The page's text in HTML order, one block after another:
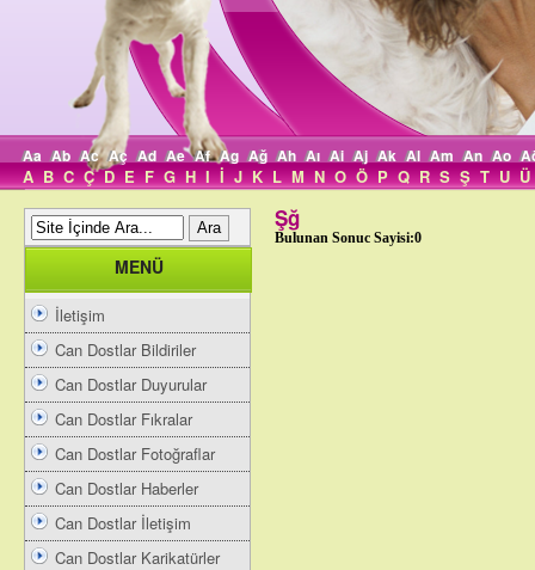
Aa Ab Ac Aç Ad Ae Af Ag Ağ Ah Aı Ai Aj Ak Al Am An Ao
A B C Ç D E F G H I İ J K L M N O Ö P Q R S Ş T U Ü
MENÜ
İletişim
Can Dostlar Bildiriler
Can Dostlar Duyurular
Can Dostlar Fıkralar
Can Dostlar Fotoğraflar
Can Dostlar Haberler
Can Dostlar İletişim
Can Dostlar Karikatürler
Şğ
Bulunan Sonuc Sayisi:0